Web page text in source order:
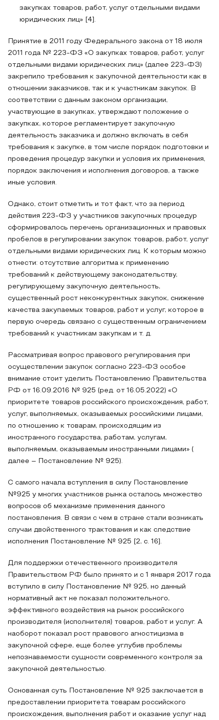
закупках товаров, работ, услуг отдельными видами
юридических лиц» [4].
Принятие в 2011 году Федерального закона от 18 июля
2011 года № 223-ФЗ «О закупках товаров, работ, услуг
отдельными видами юридических лиц» (далее 223-ФЗ)
закрепило требования к закупочной деятельности как в
отношении заказчиков, так и к участникам закупок. В
соответствии с данным законом организации,
участвующие в закупках, утверждают положение о
закупках, которое регламентирует закупочную
деятельность заказчика и должно включать в себя
требования к закупке, в том числе порядок подготовки и
проведения процедур закупки и условия их применения,
порядок заключения и исполнения договоров, а также
иные условия.
Однако, стоит отметить и тот факт, что за период
действия 223-ФЗ у участников закупочных процедур
сформировалось перечень организационных и правовых
пробелов в регулировании закупок товаров, работ, услуг
отдельными видами юридических лиц. К которым можно
отнести: отсутствие алгоритма к применению
требований к действующему законодательству,
регулирующему закупочную деятельность,
существенный рост неконкурентных закупок, снижение
качества закупаемых товаров, работ и услуг, которое в
первую очередь связано с существенным ограничением
требований к участникам закупкам и т. д.
Рассматривая вопрос правового регулирования при
осуществлении закупок согласно 223-ФЗ особое
внимание стоит уделить Постановлению Правительства
РФ от 16.09.2016 № 925 (ред. от 16.05.2022) «О
приоритете товаров российского происхождения, работ,
услуг, выполняемых, оказываемых российскими лицами,
по отношению к товарам, происходящим из
иностранного государства, работам, услугам,
выполняемым, оказываемым иностранными лицами» (
далее – Постановление № 925).
С самого начала вступления в силу Постановление
№925 у многих участников рынка осталось множество
вопросов об механизме применения данного
постановления. В связи с чем в стране стали возникать
случаи двойственного трактования и как следствие
исполнения Постановление № 925 [2, с. 16].
Для поддержки отечественного производителя
Правительством РФ было принято и с 1 января 2017 года
вступило в силу Постановление № 925, но данный
нормативный акт не показал положительного,
эффективного воздействия на рынок российского
производителя (исполнителя) товаров, работ и услуг. А
наоборот показал рост правового агностицизма в
закупочной сфере, еще более углубив проблемы
непознаваемости сущности современного контроля за
закупочной деятельностью.
Основанная суть Постановление № 925 заключается в
предоставлении приоритета товарам российского
происхождения, выполнения работ и оказание услуг над